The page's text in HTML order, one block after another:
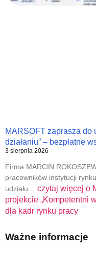
MARSOFT zaprasza do
działaniu” – bezpłatne
3 sierpnia 2026
Firma MARCIN
pracowników instytucji
udziału… czytaj więcej o
projekcie „Kompetentni
dla kadr rynku pracy
Ważne informacje